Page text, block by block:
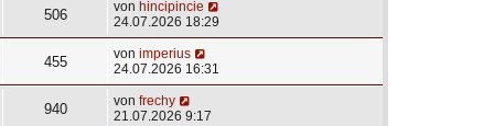
506 von hincipincie
24.07.2026 18:29
455 von imperius
24.07.2026 16:31
940 von frechy
21.07.2026 9:17